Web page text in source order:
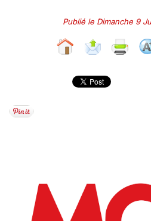
Publié le Dimanche 9